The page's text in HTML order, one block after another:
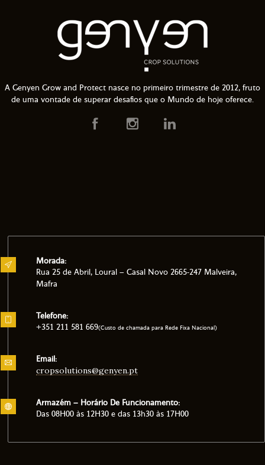
A Genyen Grow and Protect nasce no primeiro trimestre de 2012, fruto
de uma vontade de superar desafios que o Mundo de hoje oferece.
Morada:
Rua 25 de Abril, Loural – Casal Novo 2665-247 Malveira,
Mafra
Telefone:
+351 211 581 669(Custo de chamada para Rede Fixa Nacional)
Email:
cropsolutions@genyen.pt
Armazém – Horário De Funcionamento:
Das 08H00 às 12H30 e das 13h30 às 17H00